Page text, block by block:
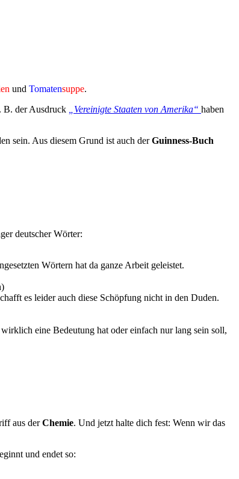
und Tomatensuppe.
B. der Ausdruck „Vereinigte Staaten von Amerika“ haben
sein. Aus diesem Grund ist auch derGuinness-Buch
deutscher Wörter:
Wörtern hat da ganze Arbeit geleistet.
es leider auch diese Schöpfung nicht in den Duden.
eine Bedeutung hat oder einfach nur lang sein soll,
aus derChemie. Und jetzt halte dich fest: Wenn wir das
und endet so: